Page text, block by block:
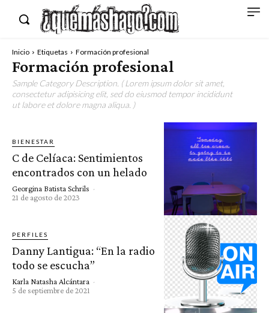
Inicio Etiquetas Formación profesional
Formación profesional
Sample Category Description. ( Lorem ipsum dolor sit amet,
consectetur adipisicing elit, sed do eiusmod tempor incididunt
ut labore et dolore magna aliqua. )
BIENESTAR
C de Celíaca: Sentimientos
encontrados con un helado
Georgina Batista Schrils -
21 de agosto de 2023
PERFILES
Danny Lantigua: “En la radio
todo se escucha”
Karla Natasha Alcántara -
5 de septiembre de 2021